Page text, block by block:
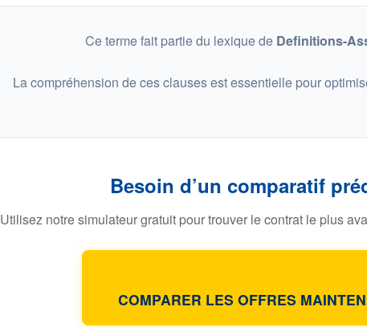
Ce terme fait partie du lexique de Definitions-
La compréhension de ces clauses est essentielle pour
Besoin d’un comparatif
Utilisez notre simulateur gratuit pour trouver le contrat le plus
COMPARER LES OFFRES